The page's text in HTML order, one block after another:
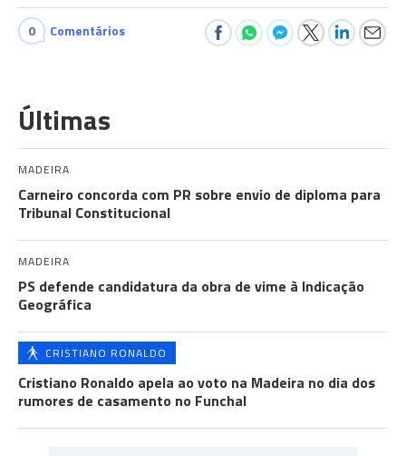
0 Comentários
Últimas
MADEIRA
Carneiro concorda com PR sobre envio de diploma para
Tribunal Constitucional
MADEIRA
PS defende candidatura da obra de vime à Indicação
Geográfica
CRISTIANO RONALDO
Cristiano Ronaldo apela ao voto na Madeira no dia dos
rumores de casamento no Funchal